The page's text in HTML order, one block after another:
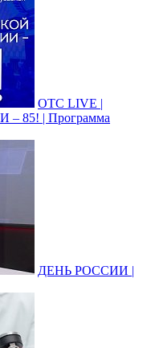
ОТС LIVE |
| Программа
ДЕНЬ РОССИИ |